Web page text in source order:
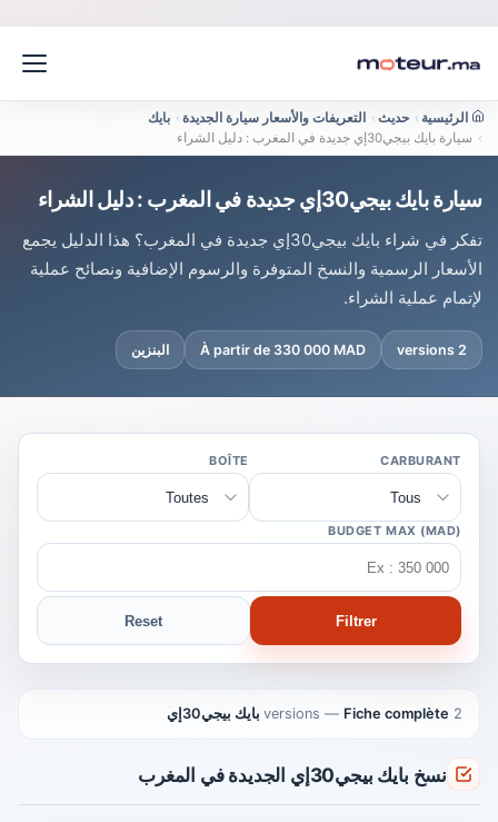
الرئيسية › حديث › التعريفات والأسعار سيارة الجديدة › بايك
› سيارة بايك بيجي30إي جديدة في المغرب : دليل الشراء
سيارة بايك بيجي30إي جديدة في المغرب : دليل الشراء
تفكر في شراء بايك بيجي30إي جديدة في المغرب؟ هذا الدليل يجمع
الأسعار الرسمية والنسخ المتوفرة والرسوم الإضافية ونصائح عملية
لإتمام عملية الشراء.
2 versions
À partir de 330 000 MAD البنزين
CARBURANT
BOÎTE
BUDGET MAX (MAD)
Filtrer
Reset
2 versions
— Fiche complète بايك بيجي30إي
نسخ بايك بيجي30إي الجديدة في المغرب